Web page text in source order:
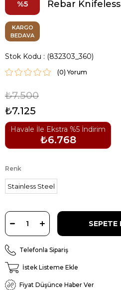
5 Rebar Knifeless
KARGO
BEDAVA
Stok Kodu (832303_360)
(0)
₺7.500
₺7.125
Havale İle Ekstra %5 İndirim
₺6.768
Renk
Stainless Steel
Telefonla Sipariş
İstek Listeme Ekle
Fiyat Düşünce Haber Ver